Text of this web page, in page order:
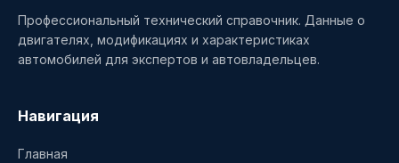
Профессиональный технический справочник. Данные о
двигателях, модификациях и характеристиках
автомобилей для экспертов и автовладельцев.
Навигация
Главная